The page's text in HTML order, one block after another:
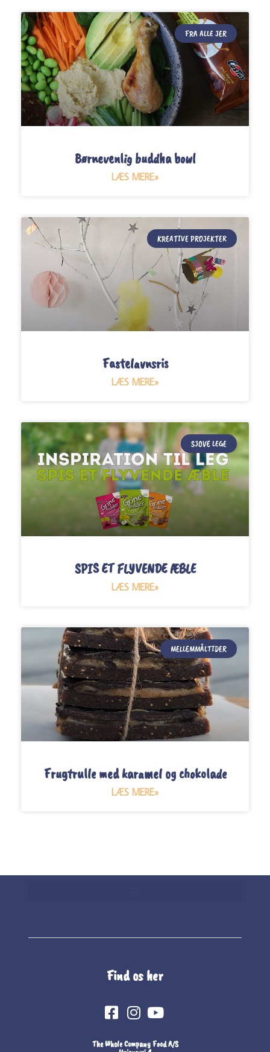
FRA ALLE JER
Børnevenlig buddha bowl
LÆS MERE»
KREATIVE PROJEKTER
Fastelavnsris
LÆS MERE»
SJOVE LEGE
SPIS ET FLYVENDE ÆBLE
LÆS MERE»
MELLEMMÅLTIDER
Frugtrulle med karamel og chokolade
LÆS MERE»
Find os her
The Whole Company Food A/S